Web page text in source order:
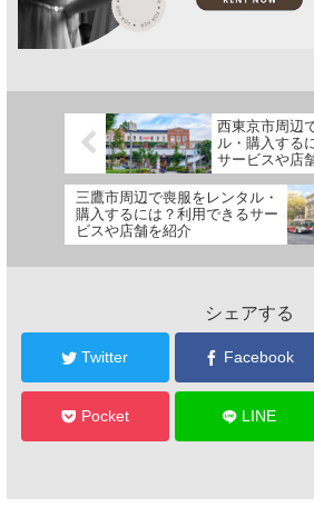
西東京市周辺
ル・購入する
サービスや店
三鷹市周辺で喪服をレンタル・
購入するには？利用できるサー
ビスや店舗を紹介
シェアする
Twitter Facebook
Pocket LINE